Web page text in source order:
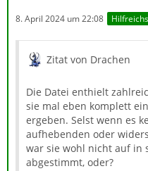
8. April 2024 um 22:08
Zitat von Drachen
Die Datei enthielt
sie mal eben komplett
ergeben. Selst wenn es
aufhebenden oder
war sie wohl nicht auf in
abgestimmt, oder?